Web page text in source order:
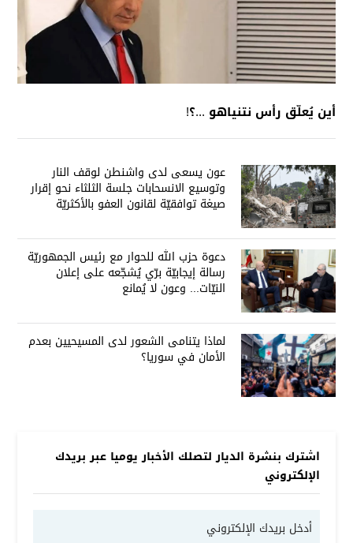
أين يُعلّق رأس نتنياهو ...؟!
عون يسعى لدى واشنطن لوقف النار
وتوسيع الانسحابات جلسة الثلثاء نحو إقرار
صيغة توافقيّة لقانون العفو بالأكثريّة
دعوة حزب الله للحوار مع رئيس الجمهوريّة
رسالة إيجابيّة برّي يُشجّعه على إعلان
النيّات... وعون لا يُمانع
لماذا يتنامى الشعور لدى المسيحيين بعدم
الأمان في سوريا؟
اشترك بنشرة الديار لتصلك الأخبار يوميا عبر بريدك
الإلكتروني